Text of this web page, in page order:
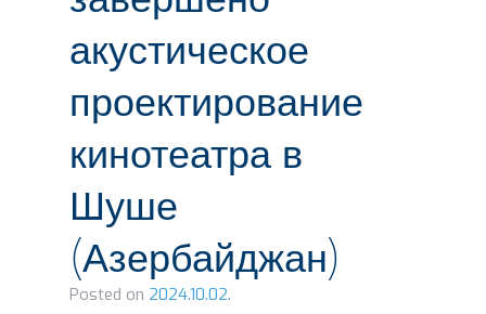
акустическое
проектирование
кинотеатра в
Шуше
(Азербайджан)
Posted on 2024.10.02.